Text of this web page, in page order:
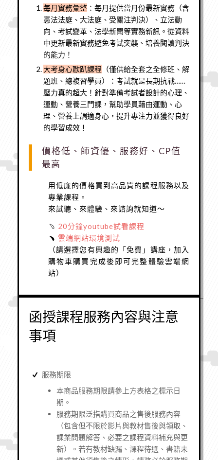
每月實務彙整：每月提供當月份最新實務（含
憲法法庭、大法庭、受關注判決）、立法動
向、考試變革、法學新聞等實務新訊。從資料
中更新最新實務避免考試突襲、培養閱讀判決
的能力！
大考身心歐趴課程 （僅供給全套之全修班、解
題班、總複習學員）：考試就是長期抗戰……
壓力真的超大！針對準備考試者設計的心理、
運動、營養三門課，幫助學員藉由運動、心
理、營養上調適身心，提升專注力並獲得良好
的學習成效！
價格低、師資優、服務好、CP值
最高
用低廉的價格買到高品質的課程服務以及
專業課程。
來試聽、來體驗、來諮詢就知道～
﹆ 20分鐘youtube試看課程
﹅ 雲端網站環境測試
（請選擇您有興趣的「免費」講座，加入
購物車購買完成後即可完整體驗雲端網
站）
函授課程服務內容與注意
事項
服務期限
本商品服務期限請參上方表格之標示日
期。
服務期限泛指購買商品之售後服務內容
（包含但不限於影片與教材售後與領取、
課業問題解答、必要之課程資料補充與更
新）。若有教材缺漏、課程待選、書籍未